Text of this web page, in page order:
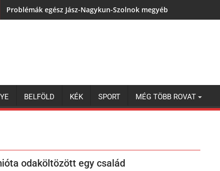
Problémák egész Jász-Nagykun-Szolnok megyében: egyre
BELFÖLD KÉK SPORT MÉG TÖBB ROVAT
odaköltözött egy család